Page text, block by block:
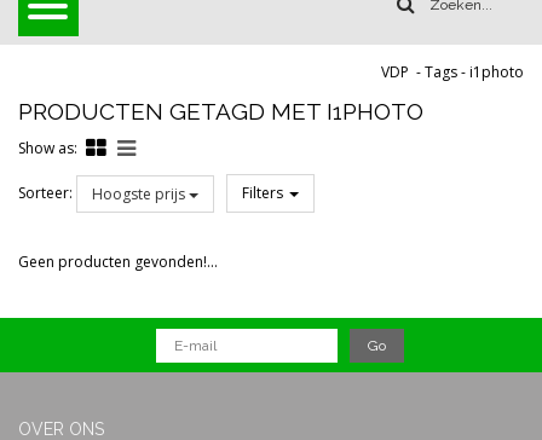
VDP -Tags-i1photo
PRODUCTEN GETAGD MET I1PHOTO
Show as:
Sorteer: Hoogste prijs Filters
Prijs
Geen producten gevonden!...
OVER ONS